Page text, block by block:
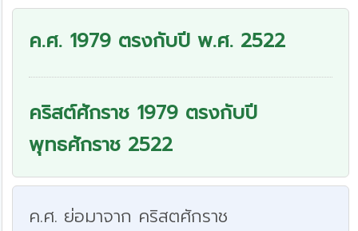
ค.ศ. 1979 ตรงกับปี พ.ศ. 2522
คริสต์ศักราช 1979 ตรงกับปี
พุทธศักราช 2522
ค.ศ. ย่อมาจาก คริสตศักราช